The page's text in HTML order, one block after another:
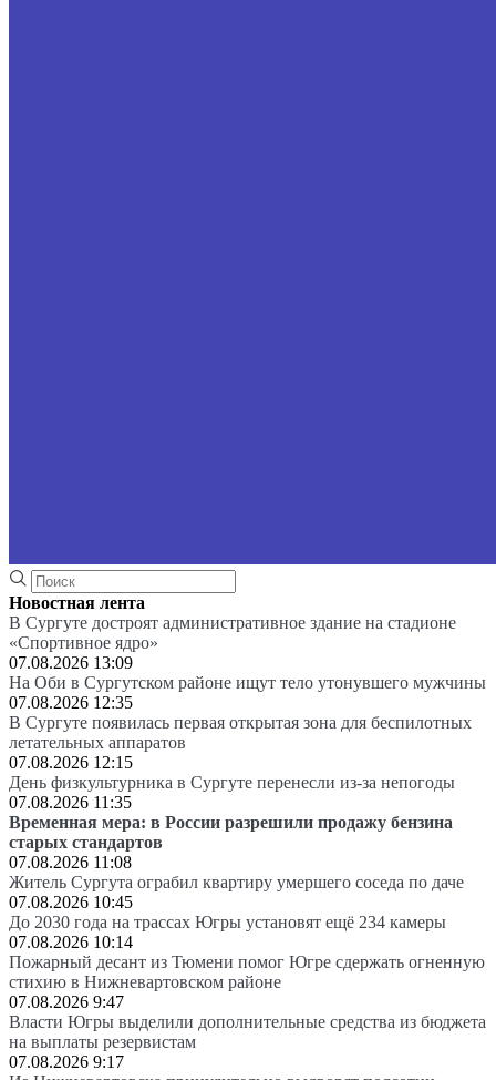
Новостная лента
В Сургуте достроят административное здание на стадионе
«Спортивное ядро»
07.08.2026 13:09
На Оби в Сургутском районе ищут тело утонувшего мужчины
07.08.2026 12:35
В Сургуте появилась первая открытая зона для беспилотных
летательных аппаратов
07.08.2026 12:15
День физкультурника в Сургуте перенесли из-за непогоды
07.08.2026 11:35
Временная мера: в России разрешили продажу бензина
старых стандартов
07.08.2026 11:08
Житель Сургута ограбил квартиру умершего соседа по даче
07.08.2026 10:45
До 2030 года на трассах Югры установят ещё 234 камеры
07.08.2026 10:14
Пожарный десант из Тюмени помог Югре сдержать огненную
стихию в Нижневартовском районе
07.08.2026 9:47
Власти Югры выделили дополнительные средства из бюджета
на выплаты резервистам
07.08.2026 9:17